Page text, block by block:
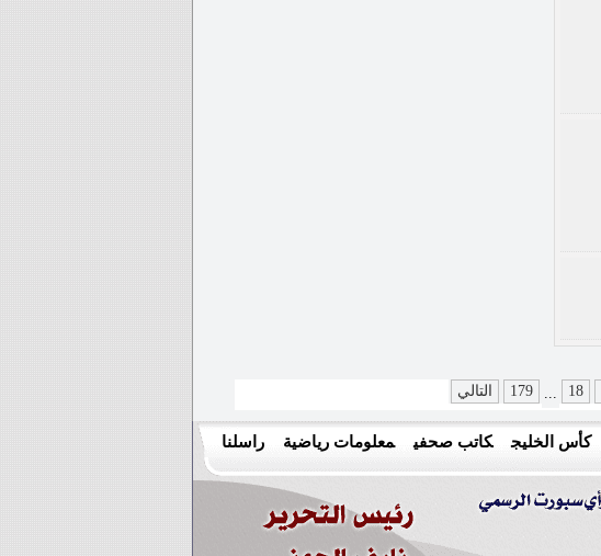
18
...
179 التالي
كأس الخليج كاتب صحفي معلومات رياضية راسلنا